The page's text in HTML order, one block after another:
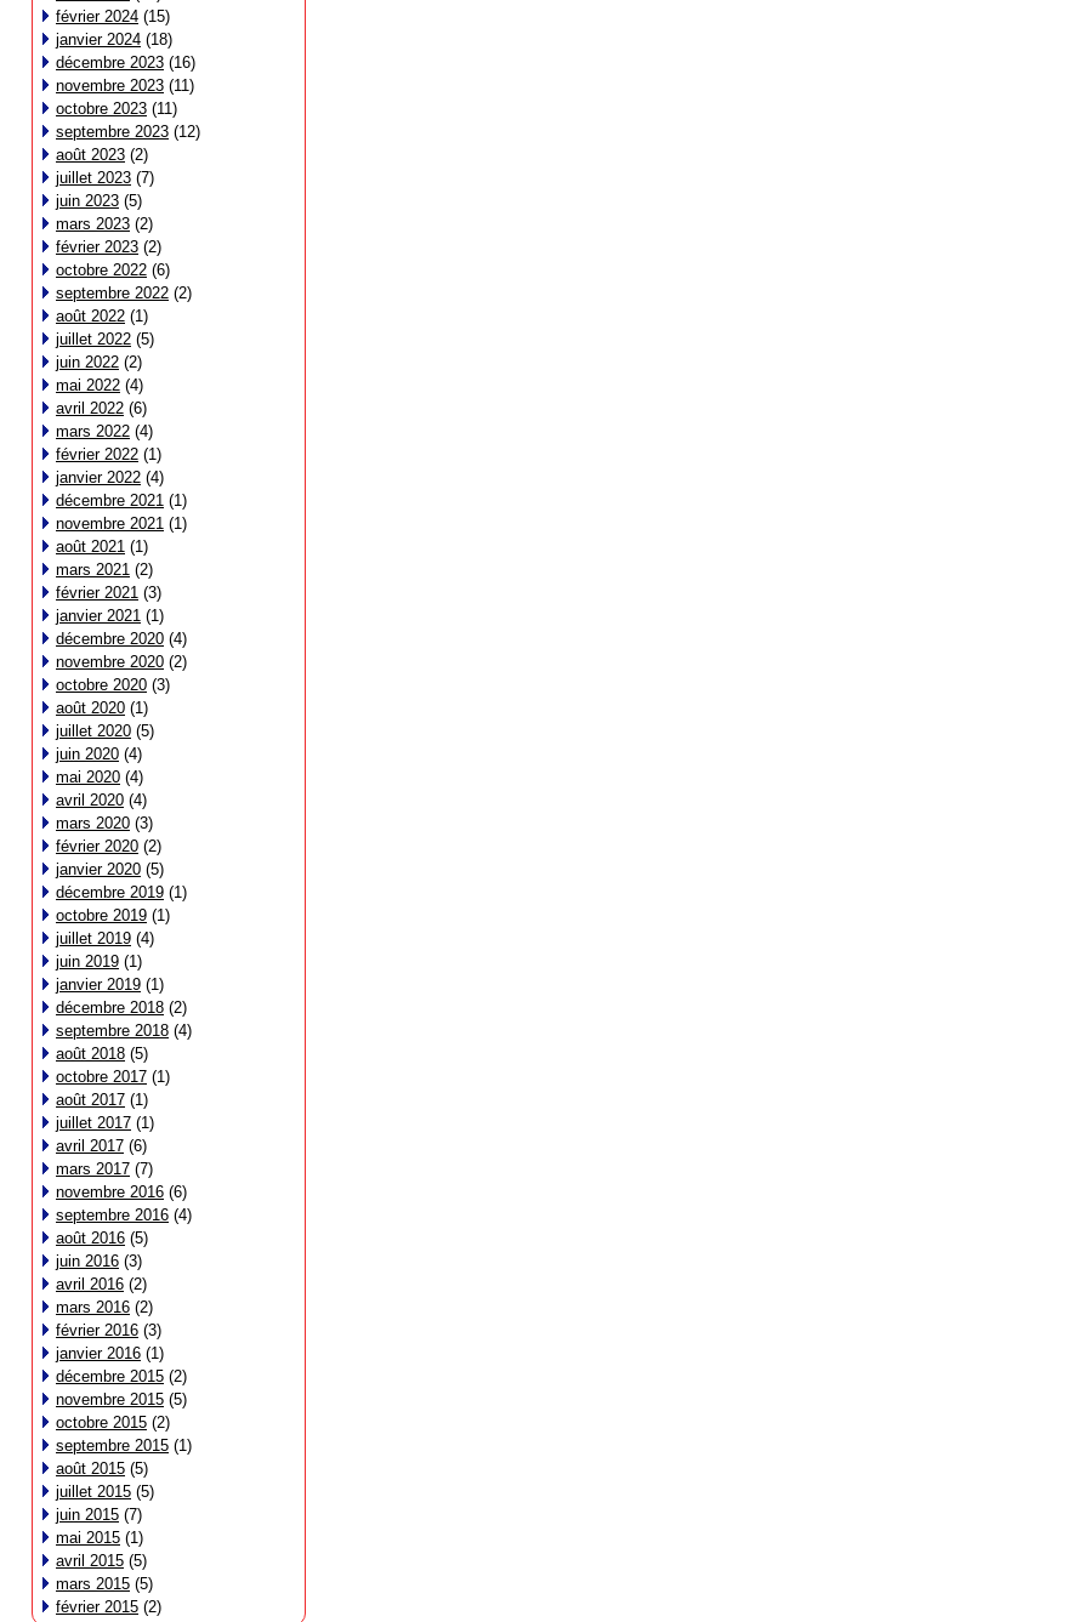
février 2024 (15)
janvier 2024 (18)
décembre 2023 (16)
novembre 2023 (11)
octobre 2023 (11)
septembre 2023 (12)
août 2023 (2)
juillet 2023 (7)
juin 2023 (5)
mars 2023 (2)
février 2023 (2)
octobre 2022 (6)
septembre 2022 (2)
août 2022 (1)
juillet 2022 (5)
juin 2022 (2)
mai 2022 (4)
avril 2022 (6)
mars 2022 (4)
février 2022 (1)
janvier 2022 (4)
décembre 2021 (1)
novembre 2021 (1)
août 2021 (1)
mars 2021 (2)
février 2021 (3)
janvier 2021 (1)
décembre 2020 (4)
novembre 2020 (2)
octobre 2020 (3)
août 2020 (1)
juillet 2020 (5)
juin 2020 (4)
mai 2020 (4)
avril 2020 (4)
mars 2020 (3)
février 2020 (2)
janvier 2020 (5)
décembre 2019 (1)
octobre 2019 (1)
juillet 2019 (4)
juin 2019 (1)
janvier 2019 (1)
décembre 2018 (2)
septembre 2018 (4)
août 2018 (5)
octobre 2017 (1)
août 2017 (1)
juillet 2017 (1)
avril 2017 (6)
mars 2017 (7)
novembre 2016 (6)
septembre 2016 (4)
août 2016 (5)
juin 2016 (3)
avril 2016 (2)
mars 2016 (2)
février 2016 (3)
janvier 2016 (1)
décembre 2015 (2)
novembre 2015 (5)
octobre 2015 (2)
septembre 2015 (1)
août 2015 (5)
juillet 2015 (5)
juin 2015 (7)
mai 2015 (1)
avril 2015 (5)
mars 2015 (5)
février 2015 (2)